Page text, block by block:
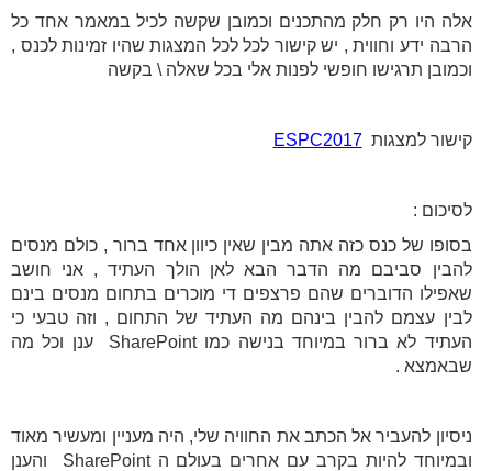
אלה היו רק חלק מהתכנים וכמובן שקשה לכיל במאמר אחד כל
הרבה ידע וחווית , יש קישור לכל לכל המצגות שהיו זמינות לכנס ,
וכמובן תרגישו חופשי לפנות אלי בכל שאלה \ בקשה
קישור למצגותESPC2017
לסיכום :
בסופו של כנס כזה אתה מבין שאין כיוון אחד ברור , כולם מנסים
להבין סביבם מה הדבר הבא לאן הולך העתיד , אני חושב
שאפילו הדוברים שהם פרצפים די מוכרים בתחום מנסים בינם
לבין עצמם להבין בינהם מה העתיד של התחום , וזה טבעי כי
העתיד לא ברור במיוחד בנישה כמו SharePoint ענן וכל מה
שבאמצא .
ניסיון להעביר אל הכתב את החוויה שלי, היה מעניין ומעשיר מאוד
ובמיוחד להיות בקרב עם אחרים בעולם ה SharePoint והענן